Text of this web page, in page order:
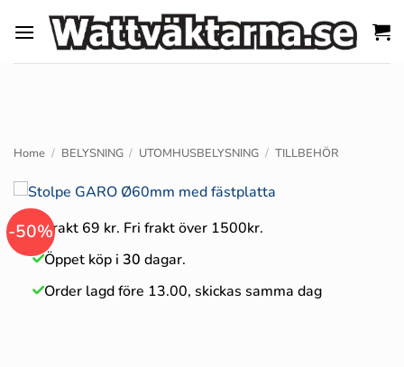
Home / BELYSNING / UTOMHUSBELYSNING / TILLBEHÖR
-50%Frakt 69 kr. Fri frakt över 1500kr.
Öppet köp i 30 dagar.
Order lagd före 13.00, skickas samma dag